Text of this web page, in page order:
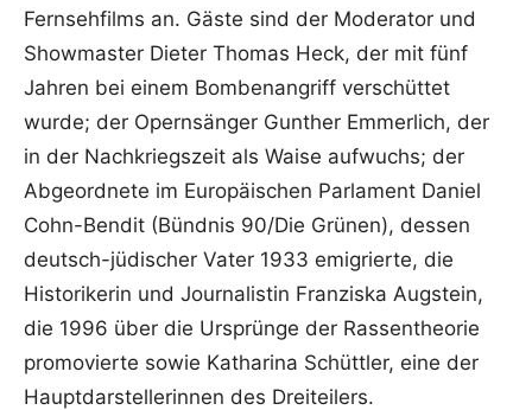
Fernsehfilms an. Gäste sind der Moderator und
Showmaster Dieter Thomas Heck, der mit fünf
Jahren bei einem Bombenangriff verschüttet
wurde; der Opernsänger Gunther Emmerlich, der
in der Nachkriegszeit als Waise aufwuchs; der
Abgeordnete im Europäischen Parlament Daniel
Cohn-Bendit (Bündnis 90/Die Grünen), dessen
deutsch-jüdischer Vater 1933 emigrierte, die
Historikerin und Journalistin Franziska Augstein,
die 1996 über die Ursprünge der Rassentheorie
promovierte sowie Katharina Schüttler, eine der
Hauptdarstellerinnen des Dreiteilers.